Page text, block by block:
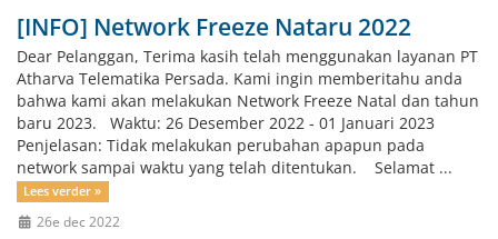
[INFO] Network Freeze Nataru 2022
Dear Pelanggan, Terima kasih telah menggunakan layanan PT
Atharva Telematika Persada. Kami ingin memberitahu anda
bahwa kami akan melakukan Network Freeze Natal dan tahun
baru 2023. Waktu: 26 Desember 2022 - 01 Januari 2023
Penjelasan: Tidak melakukan perubahan apapun pada
network sampai waktu yang telah ditentukan. Selamat ...
Lees verder »
26e dec 2022